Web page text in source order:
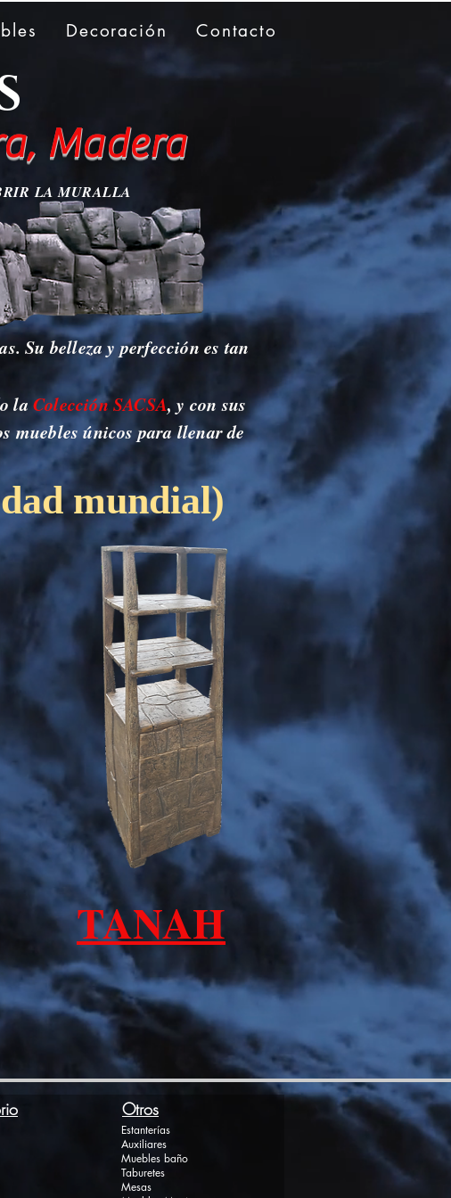
Decoración Contacto
Madera
Su belleza y perfección es tan
laColección SACSA, y con sus
muebles únicos para llenar de
LAMURALLA
mundial)
TANAH
Otros
Estanterías
Auxiliares
Muebles baño
Taburetes
Mesas